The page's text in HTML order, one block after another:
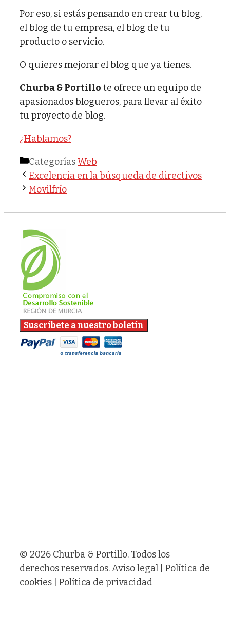
Por eso, si estás pensando en crear tu blog,
el blog de tu empresa, el blog de tu
producto o servicio.
O quieres mejorar el blog que ya tienes.
Churba & Portillo te ofrece un equipo de
apasionados blogueros, para llevar al éxito
tu proyecto de blog.
¿Hablamos?
CategoríasWeb
Excelencia en la búsqueda de directivos
Movilfrío
© 2026 Churba & Portillo. Todos los
derechos reservados.Aviso legal
Política de
cookies
Política de privacidad